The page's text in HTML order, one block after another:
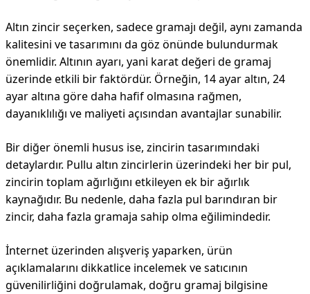
Altın zincir seçerken, sadece gramajı değil, aynı zamanda
kalitesini ve tasarımını da göz önünde bulundurmak
önemlidir. Altının ayarı, yani karat değeri de gramaj
üzerinde etkili bir faktördür. Örneğin, 14 ayar altın, 24
ayar altına göre daha hafif olmasına rağmen,
dayanıklılığı ve maliyeti açısından avantajlar sunabilir.
Bir diğer önemli husus ise, zincirin tasarımındaki
detaylardır. Pullu altın zincirlerin üzerindeki her bir pul,
zincirin toplam ağırlığını etkileyen ek bir ağırlık
kaynağıdır. Bu nedenle, daha fazla pul barındıran bir
zincir, daha fazla gramaja sahip olma eğilimindedir.
İnternet üzerinden alışveriş yaparken, ürün
açıklamalarını dikkatlice incelemek ve satıcının
güvenilirliğini doğrulamak, doğru gramaj bilgisine